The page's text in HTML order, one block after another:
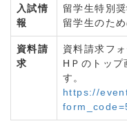
入試情
報
留学生特別
留学生のた
資料請
求
資料請求フ
HＰのトップ
す。
https://